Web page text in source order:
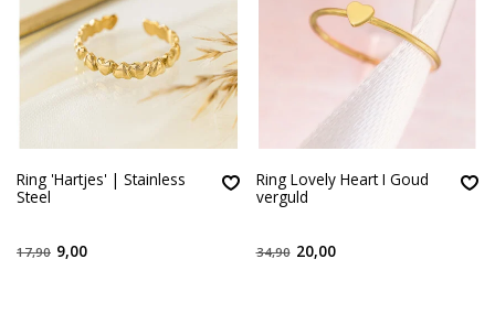
Ring 'Hartjes' | Stainless
Steel
17,90 9,00
Ring Lovely Heart I Goud
verguld
34,90 20,00